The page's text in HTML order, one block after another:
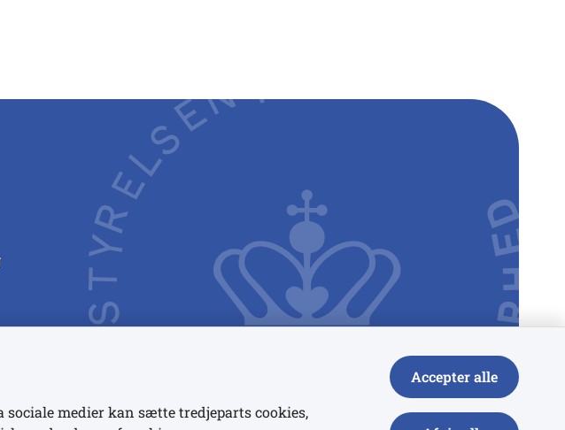
medier kan sætte tredjeparts cookies,
Accepter alle